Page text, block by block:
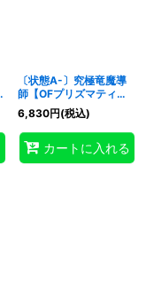
〔状態A-〕究極竜魔導
師【OFプリズマティッ
クシークレット】
{LOSP-JP011}《融合》
6,830円(税込)
カートに入れる